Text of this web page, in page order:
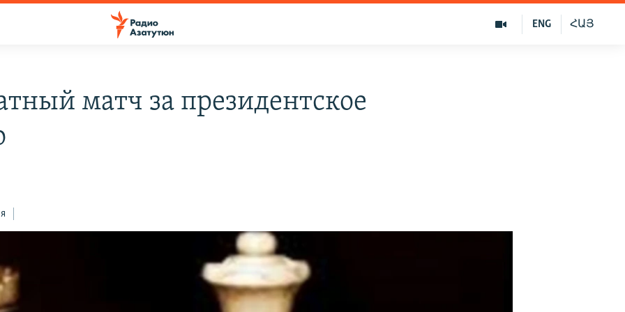
ՀԱՅ
ENG
матч за президентское